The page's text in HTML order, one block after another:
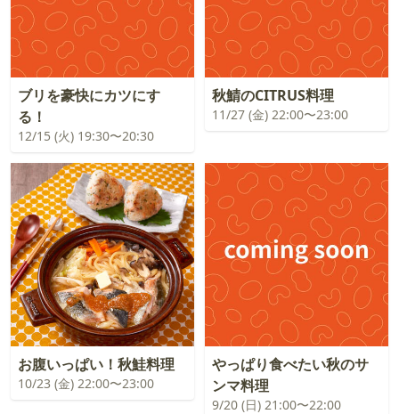
ブリを豪快にカツにす
る！
12/15 (火) 19:30〜20:30
秋鯖のCITRUS料理
11/27 (金) 22:00〜23:00
お腹いっぱい！秋鮭料理
10/23 (金) 22:00〜23:00
やっぱり食べたい秋のサ
ンマ料理
9/20 (日) 21:00〜22:00